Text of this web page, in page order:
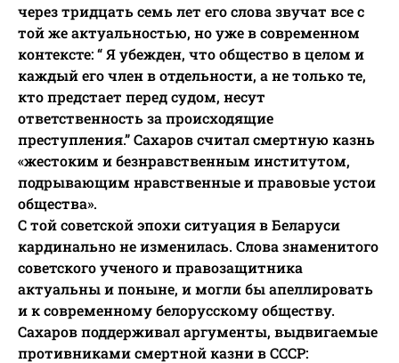
через тридцать семь лет его слова звучат все с
той же актуальностью, но уже в современном
контексте: “ Я убежден, что общество в целом и
каждый его член в отдельности, а не только те,
кто предстает перед судом, несут
ответственность за происходящие
преступления.” Сахаров считал смертную казнь
«жестоким и безнравственным институтом,
подрывающим нравственные и правовые устои
общества».
С той советской эпохи ситуация в Беларуси
кардинально не изменилась. Слова знаменитого
советского ученого и правозащитника
актуальны и поныне, и могли бы апеллировать
и к современному белорусскому обществу.
Сахаров поддерживал аргументы, выдвигаемые
противниками смертной казни в СССР: